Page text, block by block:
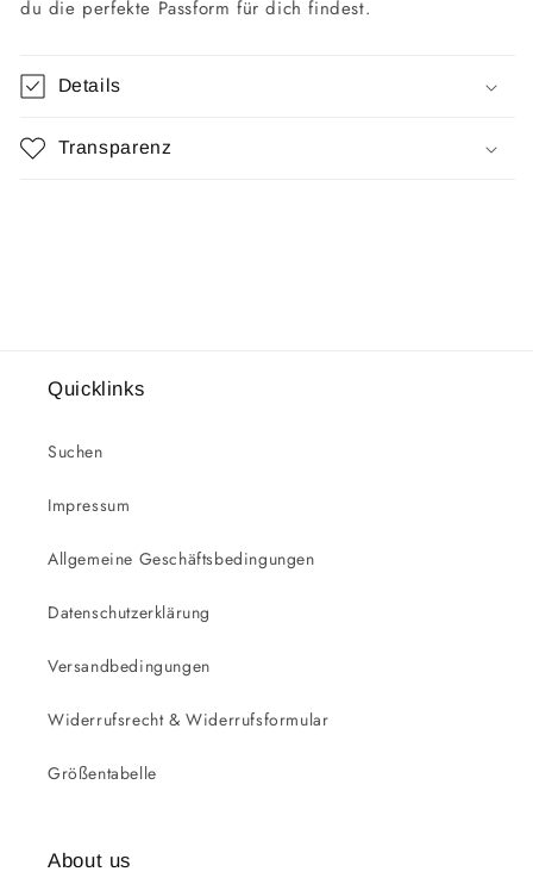
du die perfekte Passform für dich findest.
Details
Transparenz
Quicklinks
Suchen
Impressum
Allgemeine Geschäftsbedingungen
Datenschutzerklärung
Versandbedingungen
Widerrufsrecht & Widerrufsformular
Größentabelle
About us